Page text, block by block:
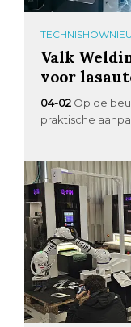
Valk
voor
04-02 Op de
praktische